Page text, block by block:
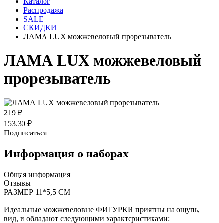
Распродажа
SALE
СКИДКИ
ЛАМА LUX можжевеловый прорезыватель
ЛАМА LUX можжевеловый
прорезыватель
219 ₽
153.30 ₽
Подписаться
Информация о наборах
Общая информация
Отзывы
РАЗМЕР 11*5,5 СМ
Идеальные можжевеловые ФИГУРКИ приятны на ощупь,
вид, и обладают следующими характеристиками: